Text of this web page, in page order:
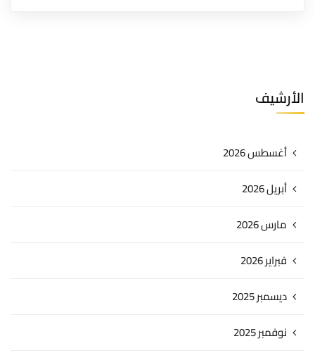
الأرشيف
أغسطس 2026
أبريل 2026
مارس 2026
فبراير 2026
ديسمبر 2025
نوفمبر 2025